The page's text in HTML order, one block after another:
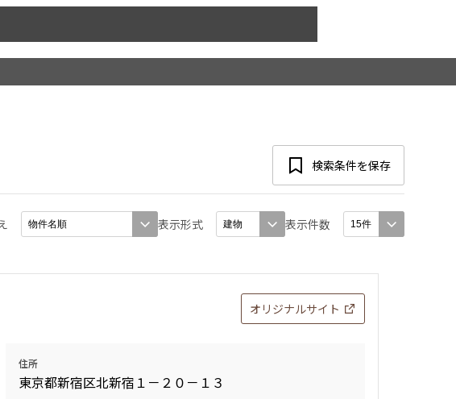
検索条件を保存
表示形式 表示件数
オリジナルサイト
住所
東京都新宿区北新宿１－２０－１３